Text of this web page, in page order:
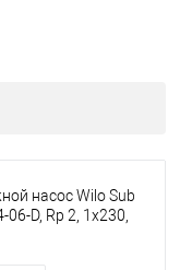
насос Wilo Sub
06-D, Rp 2, 1x230,